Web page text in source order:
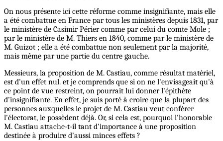
On nous présente ici cette réforme comme insignifiante, mais elle
a été combattue en France par tous les ministères depuis 1831, par
le ministère de Casimir Périer comme par celui du comte Mole ;
par le ministère de M. Thiers en 1840, comme par le ministère de
M. Guizot ; elle a été combattue non seulement par la majorité,
mais même par une partie du centre gauche.
Messieurs, la proposition de M. Castiau, comme résultat matériel,
est d'un effet nul. et je comprends que si on ne l'envisageait qu'à
ce point de vue restreint, on pourrait lui donner l'épithète
d'insignifiante. En effet, je suis porté à croire que la plupart des
personnes auxquelles le projet de M. Castiau veut conférer
l'électorat, le possèdent déjà. Or, si cela est, pourquoi l'honorable
M. Castiau attache-t-il tant d'importance à une proposition
destinée à produire d'aussi minces effets ?